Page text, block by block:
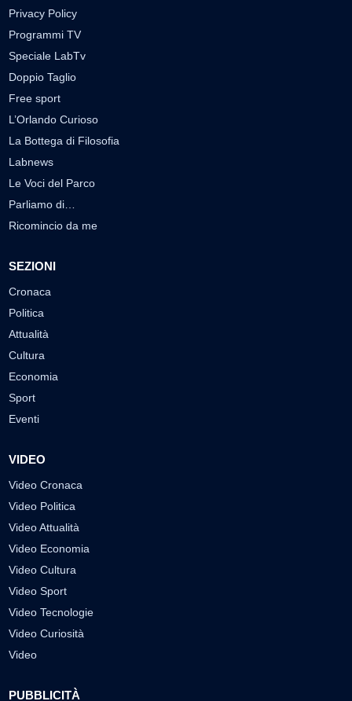
Privacy Policy
Programmi TV
Speciale LabTv
Doppio Taglio
Free sport
L’Orlando Curioso
La Bottega di Filosofia
Labnews
Le Voci del Parco
Parliamo di…
Ricomincio da me
SEZIONI
Cronaca
Politica
Attualità
Cultura
Economia
Sport
Eventi
VIDEO
Video Cronaca
Video Politica
Video Attualità
Video Economia
Video Cultura
Video Sport
Video Tecnologie
Video Curiosità
Video
PUBBLICITÀ